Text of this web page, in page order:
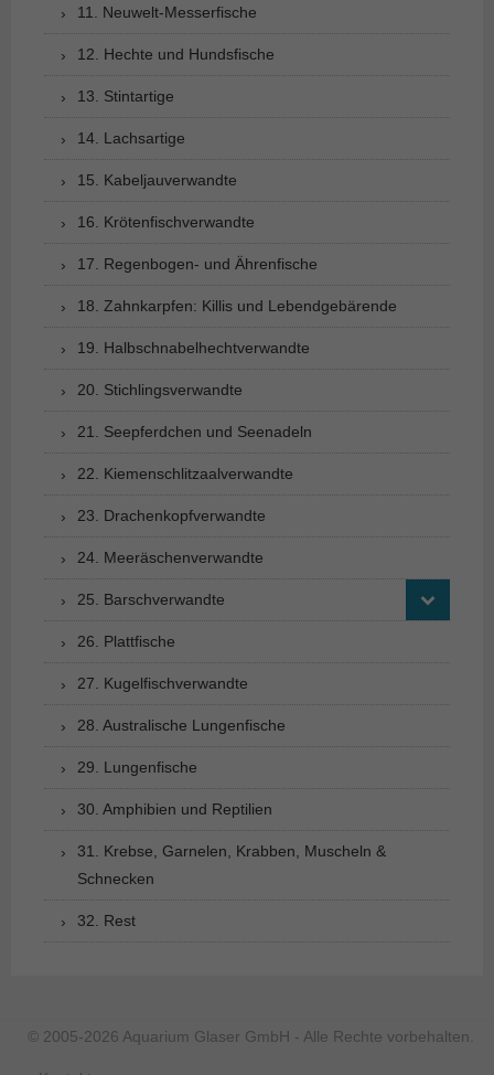
11. Neuwelt-Messerfische
12. Hechte und Hundsfische
13. Stintartige
14. Lachsartige
15. Kabeljauverwandte
16. Krötenfischverwandte
17. Regenbogen- und Ährenfische
18. Zahnkarpfen: Killis und Lebendgebärende
19. Halbschnabelhechtverwandte
20. Stichlingsverwandte
21. Seepferdchen und Seenadeln
22. Kiemenschlitzaalverwandte
23. Drachenkopfverwandte
24. Meeräschenverwandte
25. Barschverwandte
26. Plattfische
27. Kugelfischverwandte
28. Australische Lungenfische
29. Lungenfische
30. Amphibien und Reptilien
31. Krebse, Garnelen, Krabben, Muscheln &
Schnecken
32. Rest
© 2005-2026 Aquarium Glaser GmbH - Alle Rechte vorbehalten.